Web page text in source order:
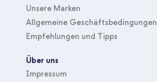
Unsere Marken
Allgemeine Geschäftsbedingungen
Empfehlungen und Tipps
Über uns
Impressum